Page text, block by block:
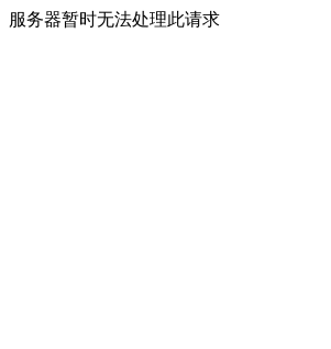
服务器暂时无法处理此请求